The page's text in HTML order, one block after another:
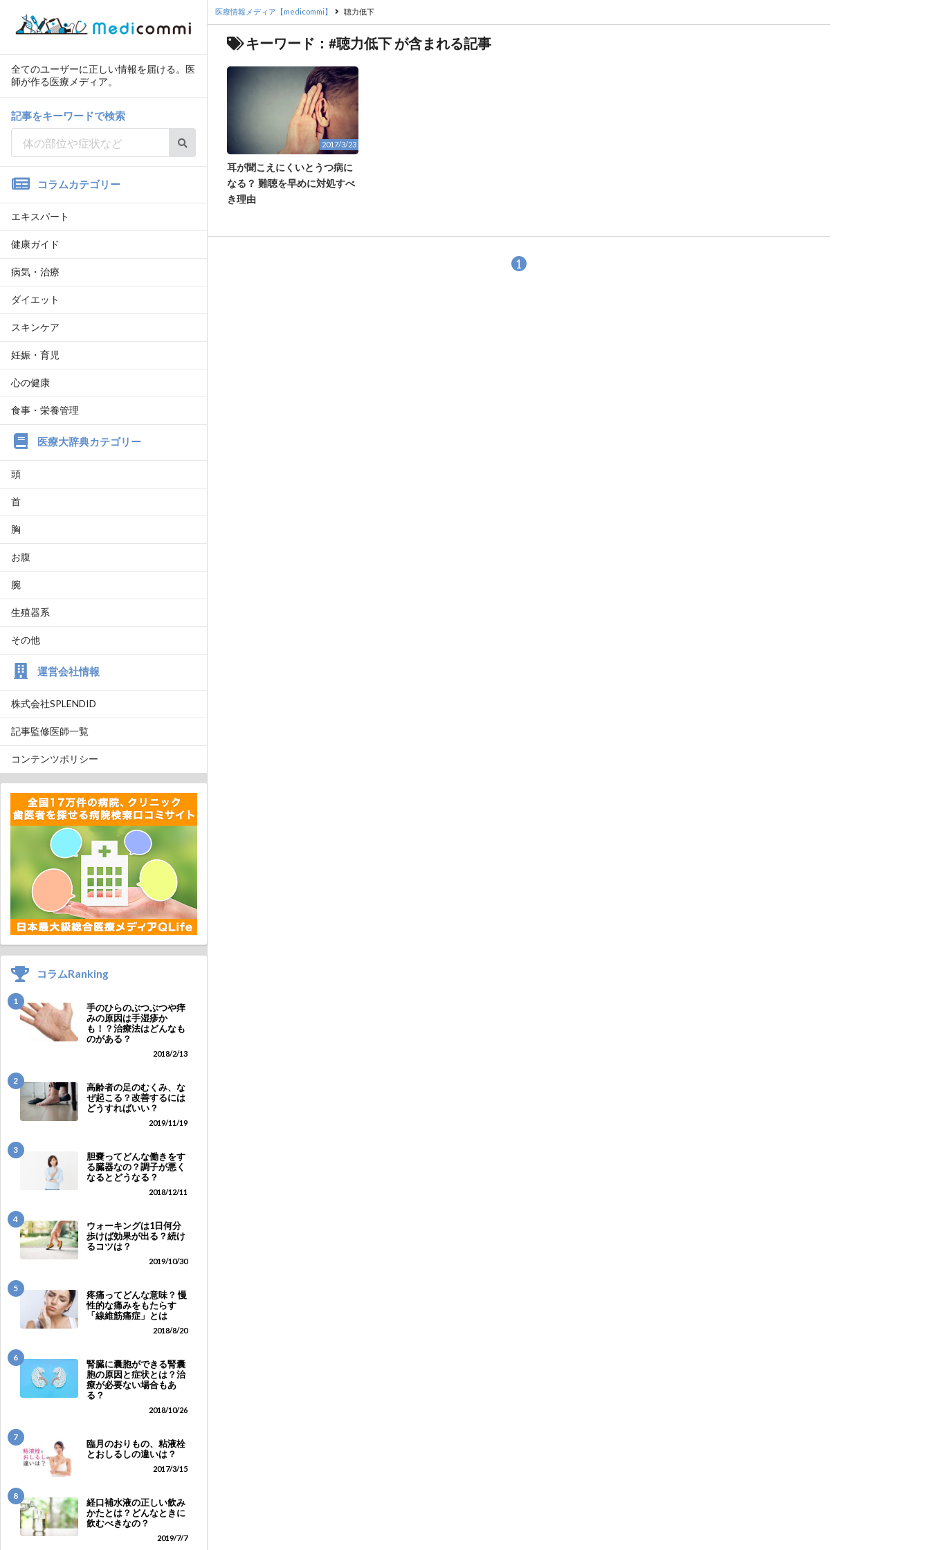
全てのユーザーに正しい情報を届ける。医
師が作る医療メディア。
記事をキーワードで検索
コラムカテゴリー
エキスパート
健康ガイド
病気・治療
ダイエット
スキンケア
妊娠・育児
心の健康
食事・栄養管理
医療大辞典カテゴリー
頭
首
胸
お腹
腕
生殖器系
その他
運営会社情報
株式会社SPLENDID
記事監修医師一覧
コンテンツポリシー
コラムRanking
1
手のひらのぶつぶつや痒
みの原因は手湿疹か
も！？治療法はどんなも
のがある？
2018/2/13
2
高齢者の足のむくみ、な
ぜ起こる？改善するには
どうすればいい？
2019/11/19
3
胆嚢ってどんな働きをす
る臓器なの？調子が悪く
なるとどうなる？
2018/12/11
4
ウォーキングは1日何分
歩けば効果が出る？続け
るコツは？
2019/10/30
5
疼痛ってどんな意味？ 慢
性的な痛みをもたらす
「線維筋痛症」とは
2018/8/20
6
腎臓に囊胞ができる腎囊
胞の原因と症状とは？治
療が必要ない場合もあ
る？
2018/10/26
7
臨月のおりもの、粘液栓
とおしるしの違いは？
2017/3/15
8
経口補水液の正しい飲み
かたとは？どんなときに
飲むべきなの？
2019/7/7
医療情報メディア【medicommi】 聴力低下
キーワード：#聴力低下 が含まれる記事
2017/3/23
耳が聞こえにくいとうつ病に
なる？ 難聴を早めに対処すべ
き理由
1